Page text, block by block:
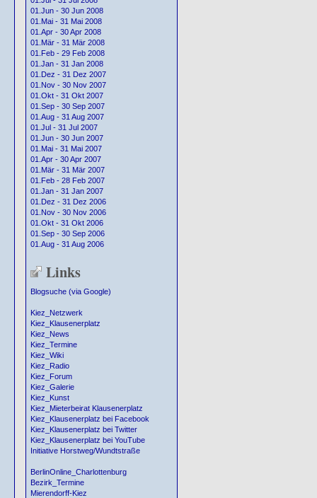
01.Jun - 30 Jun 2008
01.Mai - 31 Mai 2008
01.Apr - 30 Apr 2008
01.Mär - 31 Mär 2008
01.Feb - 29 Feb 2008
01.Jan - 31 Jan 2008
01.Dez - 31 Dez 2007
01.Nov - 30 Nov 2007
01.Okt - 31 Okt 2007
01.Sep - 30 Sep 2007
01.Aug - 31 Aug 2007
01.Jul - 31 Jul 2007
01.Jun - 30 Jun 2007
01.Mai - 31 Mai 2007
01.Apr - 30 Apr 2007
01.Mär - 31 Mär 2007
01.Feb - 28 Feb 2007
01.Jan - 31 Jan 2007
01.Dez - 31 Dez 2006
01.Nov - 30 Nov 2006
01.Okt - 31 Okt 2006
01.Sep - 30 Sep 2006
01.Aug - 31 Aug 2006
Links
Blogsuche (via Google)
Kiez_Netzwerk
Kiez_Klausenerplatz
Kiez_News
Kiez_Termine
Kiez_Wiki
Kiez_Radio
Kiez_Forum
Kiez_Galerie
Kiez_Kunst
Kiez_Mieterbeirat Klausenerplatz
Kiez_Klausenerplatz bei Facebook
Kiez_Klausenerplatz bei Twitter
Kiez_Klausenerplatz bei YouTube
Initiative Horstweg/Wundtstraße
BerlinOnline_Charlottenburg
Bezirk_Termine
Mierendorff-Kiez